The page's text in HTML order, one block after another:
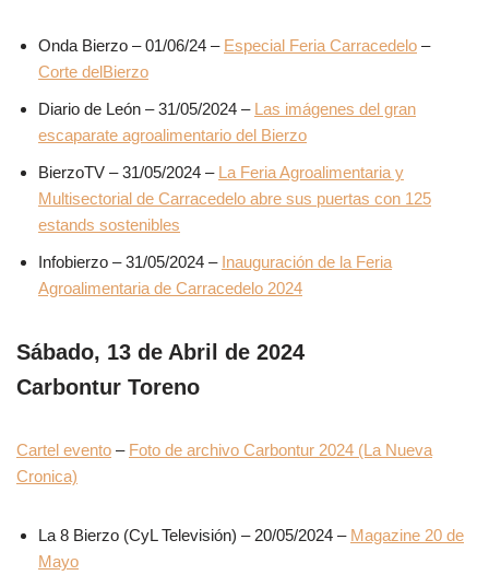
Onda Bierzo – 01/06/24 – Especial Feria Carracedelo –
Corte delBierzo
Diario de León – 31/05/2024 – Las imágenes del gran
escaparate agroalimentario del Bierzo
BierzoTV – 31/05/2024 – La Feria Agroalimentaria y
Multisectorial de Carracedelo abre sus puertas con 125
estands sostenibles
Infobierzo – 31/05/2024 – Inauguración de la Feria
Agroalimentaria de Carracedelo 2024
Sábado, 13 de Abril de 2024
Carbontur Toreno
Cartel evento – Foto de archivo Carbontur 2024 (La Nueva
Cronica)
La 8 Bierzo (CyL Televisión) – 20/05/2024 – Magazine 20 de
Mayo